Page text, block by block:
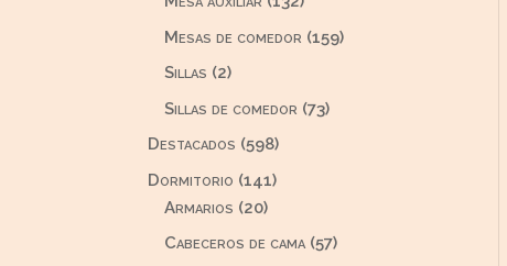
productos
Mesas de comedor 159159
Sillas 22
productos
Sillas de comedor 7373
Destacados 598598
productos
Dormitorio 141141
Armarios 2020
productos
Cabeceros de cama 5757